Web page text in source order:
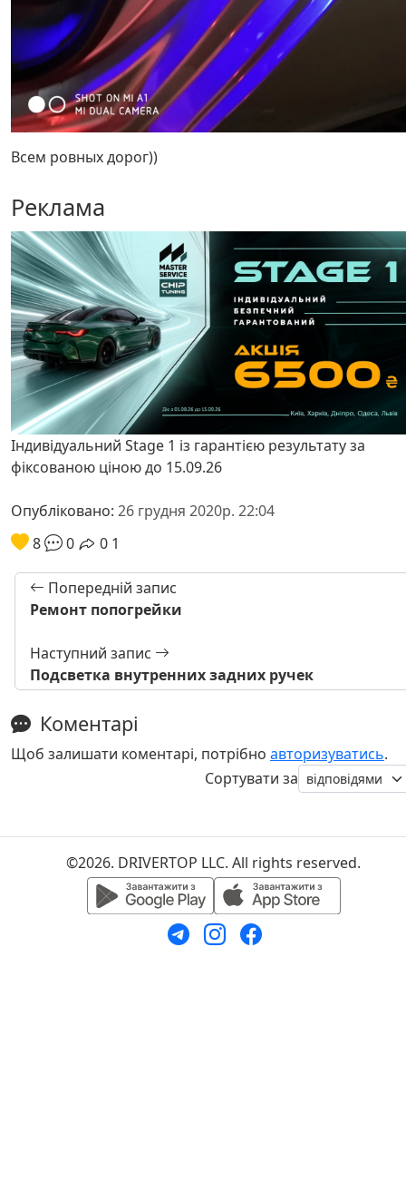
Всем ровных дорог))
Реклама
Індивідуальний Stage 1 із гарантією результату за
фіксованою ціною до 15.09.26
Опубліковано: 26 грудня 2020р. 22:04
8
0 0 1
Попередній запис
Ремонт попогрейки
Наступний запис
Подсветка внутренних задних ручек
Коментарі
Щоб залишати коментарі, потрібно авторизуватись.
Сортувати за
©2026. DRIVERTOP LLC. All rights reserved.